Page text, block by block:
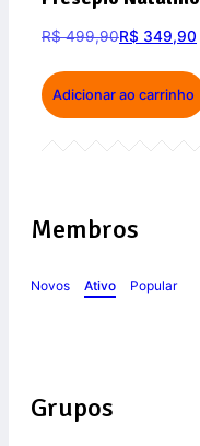
R$499,90R$ 349,90
Adicionar ao carrinho
Membros
Novos Ativo Popular
Grupos